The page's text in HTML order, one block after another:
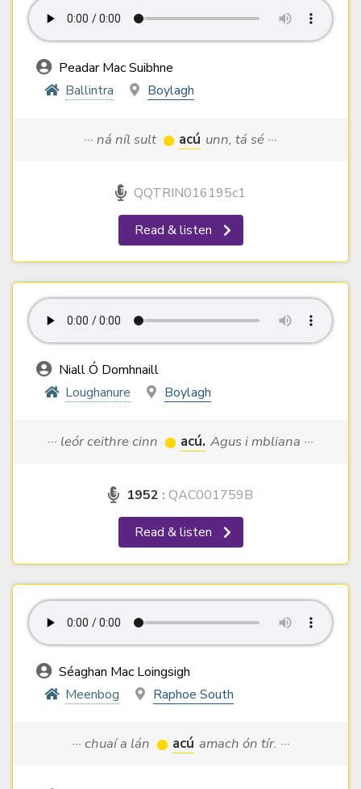
Peadar Mac Suibhne
Ballintra
Boylagh
··· ná níl sult acú unn, tá sé ···
QQTRIN016195c1
Read & listen
Niall Ó Domhnaill
Loughanure
Boylagh
··· leór ceithre cinn acú. Agus i mbliana ···
1952 : QAC001759B
Read & listen
Séaghan Mac Loingsigh
Meenbog
Raphoe South
··· chuaí a lán acú amach ón tír. ···